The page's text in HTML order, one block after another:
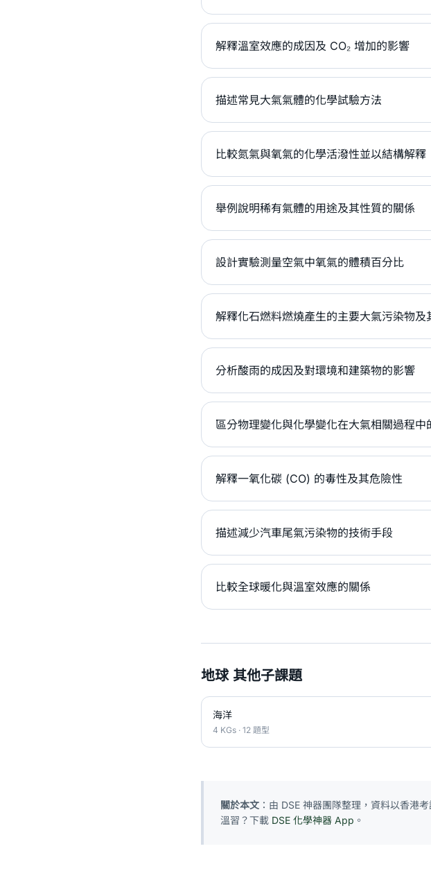
解釋溫室效應的成因及 CO₂ 增加的影響
描述常見大氣氣體的化學試驗方法
比較氮氣與氧氣的化學活潑性並以結構解釋
舉例說明稀有氣體的用途及其性質的關係
設計實驗測量空氣中氧氣的體積百分比
解釋化石燃料燃燒產生的主要大氣污染物及
分析酸雨的成因及對環境和建築物的影響
區分物理變化與化學變化在大氣相關過程中
解釋一氧化碳 (CO) 的毒性及其危險性
描述減少汽車尾氣污染物的技術手段
比較全球暖化與溫室效應的關係
地球 其他子課題
海洋
4 KGs · 12 題型
關於本文 ：由 DSE 神器團隊整理，資料以香港
溫習？下載 DSE 化學神器 App 。